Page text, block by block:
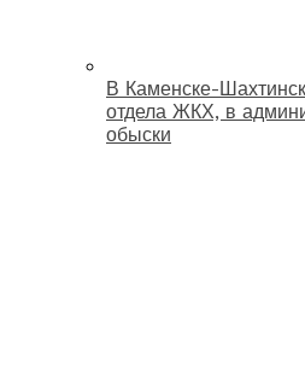
В Каменске-
отдела ЖКХ, в
обыски